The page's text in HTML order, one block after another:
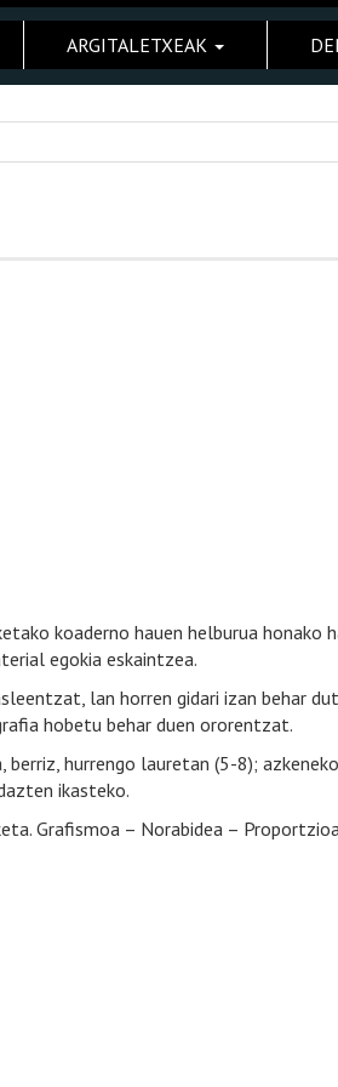
ARGITALETXEAK
koaderno hauen helburua honako
egokia eskaintzea.
lan horren gidari izan behar
hobetu behar duen ororentzat.
hurrengo lauretan (5-8);
ikasteko.
Grafismoa – Norabidea –